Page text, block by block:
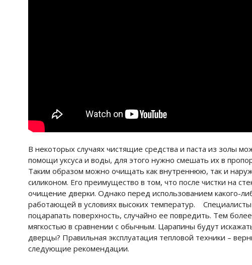
В некоторых случаях чистящие средства и паста из золы
помощи уксуса и воды, для этого нужно смешать их в
Таким образом можно очищать как внутреннюю, так и
силиконом. Его преимущество в том, что после чистки на
очищение дверки. Однако перед использованием какого-
работающей в условиях высоких температур.
поцарапать поверхность, случайно ее повредить. Тем
мягкостью в сравнении с обычным. Царапины будут
дверцы? Правильная эксплуатация тепловой техники –
следующие рекомендации.